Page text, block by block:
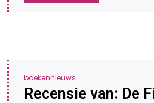
boekennieuws
Recensie van: De